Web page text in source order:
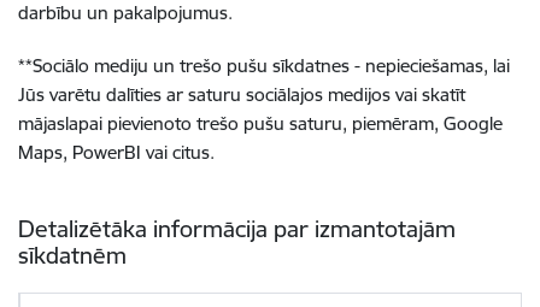
darbību un pakalpojumus.
**Sociālo mediju un trešo pušu sīkdatnes - nepieciešamas, lai
Jūs varētu dalīties ar saturu sociālajos medijos vai skatīt
mājaslapai pievienoto trešo pušu saturu, piemēram, Google
Maps, PowerBI vai citus.
Detalizētāka informācija par izmantotajām
sīkdatnēm